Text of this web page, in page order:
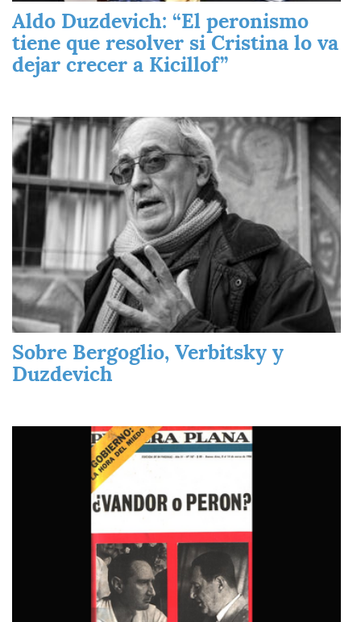
Aldo Duzdevich: “El peronismo
tiene que resolver si Cristina lo va
dejar crecer a Kicillof”
Imagen
Sobre Bergoglio, Verbitsky y
Duzdevich